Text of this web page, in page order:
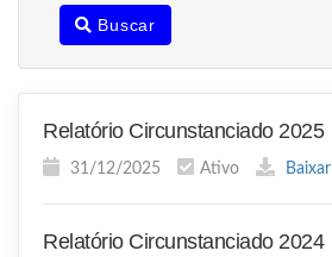
Buscar
Relatório Circunstanciado 2025
31/12/2025 Ativo Baixar
Relatório Circunstanciado 2024